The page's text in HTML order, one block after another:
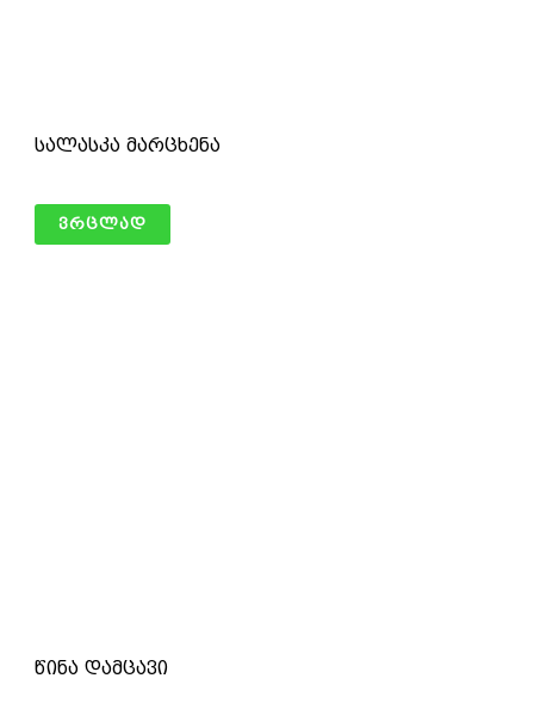
სალასკა მარცხენა
ვრცლად
წინა დამცავი